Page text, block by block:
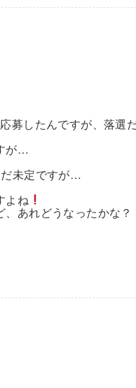
募したんですが、落選
が…
未定ですが…
よね
あれどうなったかな？